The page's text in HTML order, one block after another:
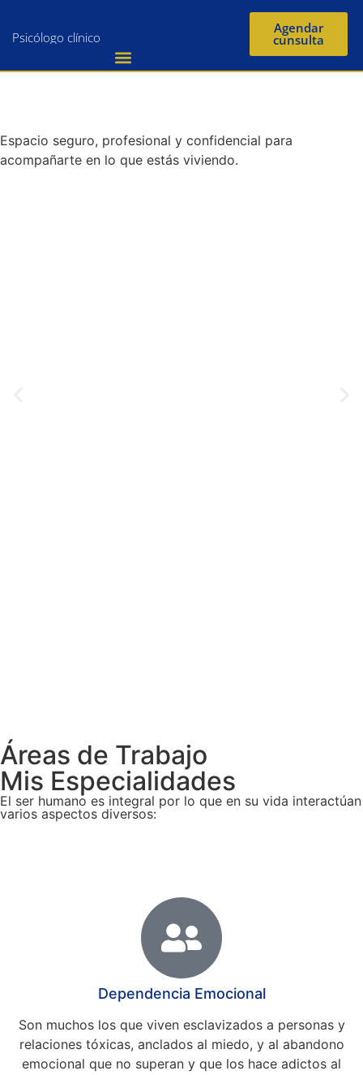
Psicólogo clínico
Agendar
cunsulta
Espacio seguro, profesional y confidencial para
acompañarte en lo que estás viviendo.
Áreas de Trabajo
Mis Especialidades
El ser humano es integral por lo que en su vida interactúan
varios aspectos diversos:
Dependencia Emocional
Son muchos los que viven esclavizados a personas y
relaciones tóxicas, anclados al miedo, y al abandono
emocional que no superan y que los hace adictos al